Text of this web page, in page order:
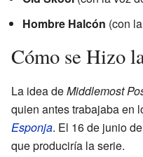
Hombre Halcón (con
Cómo se Hizo
La idea deMiddlemost
quien antes trabajaba en
Esponja. El 16 de junio
que produciría la serie.